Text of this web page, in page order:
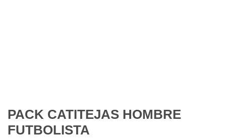
PACK CATITEJAS HOMBRE
FUTBOLISTA